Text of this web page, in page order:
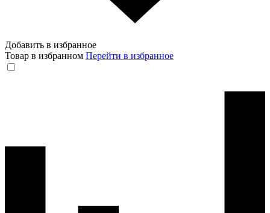
Добавить в избранное
Товар в избранном Перейти в избранное